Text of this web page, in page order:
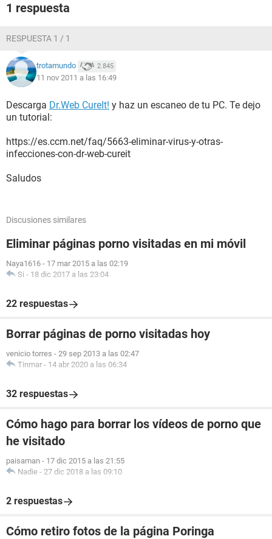
1 respuesta
RESPUESTA 1 / 1
trotamundo 2.845
11 nov 2011 a las 16:49
Descarga Dr.Web CureIt! y haz un escaneo de tu PC. Te dejo
un tutorial:
https://es.ccm.net/faq/5663-eliminar-virus-y-otras-
infecciones-con-dr-web-cureit
Saludos
Discusiones similares
Eliminar páginas porno visitadas en mi móvil
Naya1616 - 17 mar 2015 a las 02:19
Si - 18 dic 2017 a las 23:04
22 respuestas
Borrar páginas de porno visitadas hoy
venicio torres - 29 sep 2013 a las 02:47
Tinmar - 14 abr 2020 a las 06:34
32 respuestas
Cómo hago para borrar los vídeos de porno que
he visitado
paisaman - 17 dic 2015 a las 21:55
Nadie - 27 dic 2018 a las 09:10
2 respuestas
Cómo retiro fotos de la página Poringa